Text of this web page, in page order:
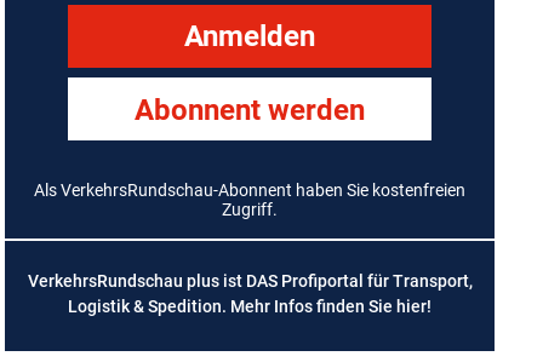
Anmelden
Abonnent werden
Als VerkehrsRundschau-Abonnent haben Sie kostenfreien
Zugriff.
VerkehrsRundschau plus ist DAS Profiportal für Transport,
Logistik & Spedition. Mehr Infos finden Sie hier!